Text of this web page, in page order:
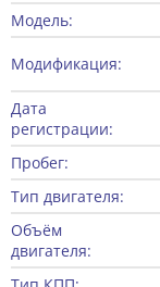
Модель:
Модификация:
Дата
регистрации:
Пробег:
Тип двигателя:
Объём
двигателя: